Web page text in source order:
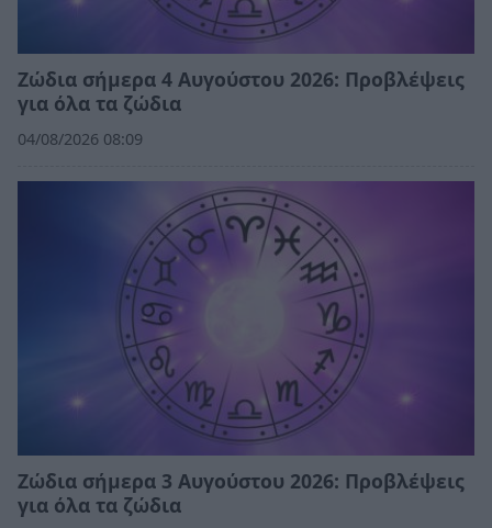
Ζώδια σήμερα 4 Αυγούστου 2026: Προβλέψεις
για όλα τα ζώδια
04/08/2026 08:09
Ζώδια σήμερα 3 Αυγούστου 2026: Προβλέψεις
για όλα τα ζώδια